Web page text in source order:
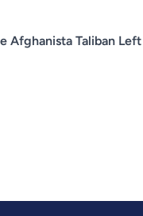
Afghanista Taliban